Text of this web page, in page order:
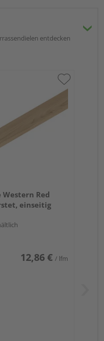
entdecken
Western Red
einseitig
12,86 € / lfm